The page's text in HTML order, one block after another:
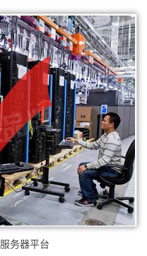
务器平台